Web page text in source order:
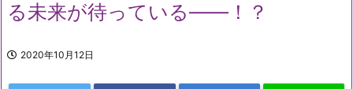
る未来が待っている――！？
2020年10月12日